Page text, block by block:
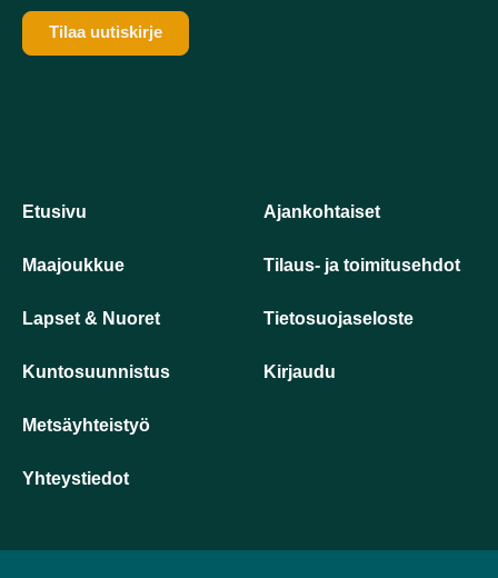
Tilaa uutiskirje
Etusivu
Maajoukkue
Lapset & Nuoret
Kuntosuunnistus
Metsäyhteistyö
Yhteystiedot
Ajankohtaiset
Tilaus- ja toimitusehdot
Tietosuojaseloste
Kirjaudu